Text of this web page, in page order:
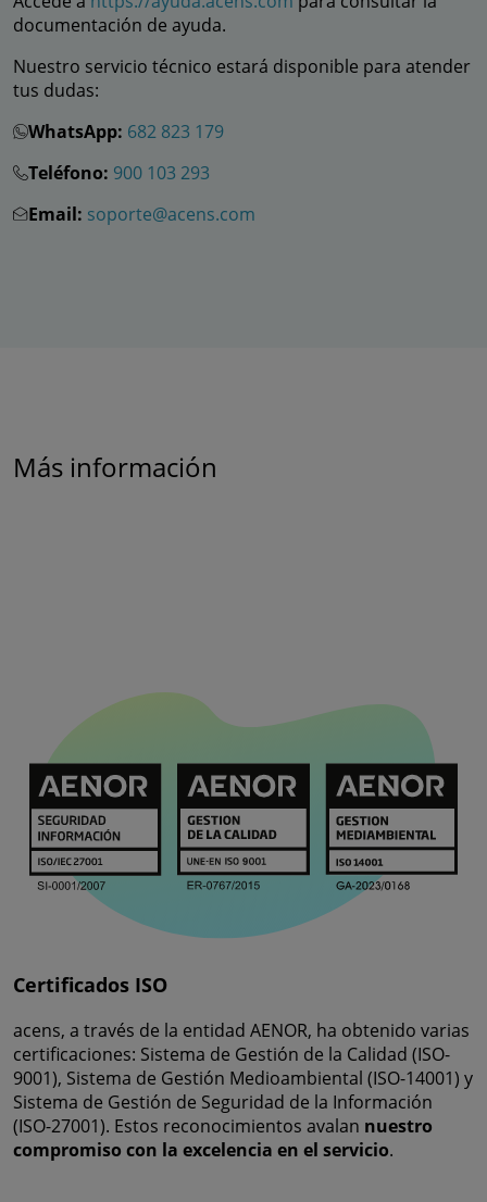
documentación de ayuda.
Nuestro servicio técnico estará disponible para atender
tus dudas:
WhatsApp: 682 823 179
Teléfono: 900 103 293
Email: soporte@acens.com
Más información
Certificados ISO
acens, a través de la entidad AENOR, ha obtenido varias
certificaciones: Sistema de Gestión de la Calidad (ISO-
9001), Sistema de Gestión Medioambiental (ISO-14001) y
Sistema de Gestión de Seguridad de la Información
(ISO-27001). Estos reconocimientos avalan nuestro
compromiso con la excelencia en el servicio.